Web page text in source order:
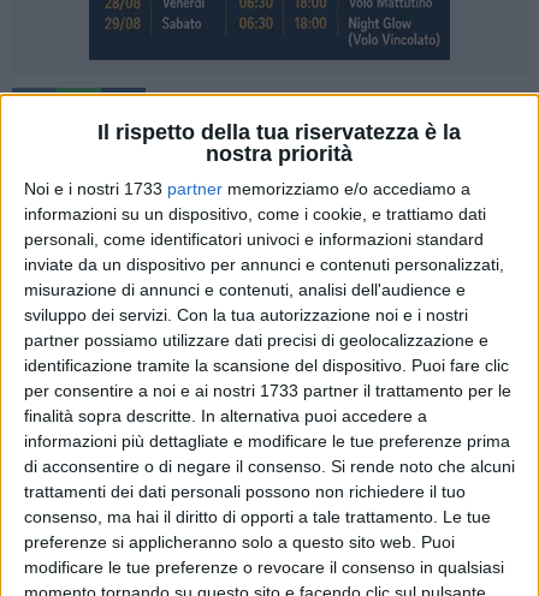
Il rispetto della tua riservatezza è la
nostra priorità
Noi e i nostri 1733 partner memorizziamo e/o accediamo a
informazioni su un dispositivo, come i cookie, e trattiamo dati
personali, come identificatori univoci e informazioni standard
inviate da un dispositivo per annunci e contenuti personalizzati,
misurazione di annunci e contenuti, analisi dell'audience e
sviluppo dei servizi. Con la tua autorizzazione noi e i nostri
partner possiamo utilizzare dati precisi di geolocalizzazione e
identificazione tramite la scansione del dispositivo. Puoi fare clic
per consentire a noi e ai nostri 1733 partner il trattamento per le
finalità sopra descritte. In alternativa puoi accedere a
informazioni più dettagliate e modificare le tue preferenze prima
di acconsentire o di negare il consenso. Si rende noto che alcuni
trattamenti dei dati personali possono non richiedere il tuo
consenso, ma hai il diritto di opporti a tale trattamento. Le tue
preferenze si applicheranno solo a questo sito web. Puoi
modificare le tue preferenze o revocare il consenso in qualsiasi
Per evitare assembramenti, vietato accendere i falò di San
Giuseppe. Questo il principio che ha spinto il sindaco
Domenico Bennardi a firmare l'ordinanza che vieta di
appiccare le fiamme ai tradizionali fuochi accessi il 19
marzo.
Un'usanza- spiega l'ordinanza emanata dal primo cittadino-
che "può favorire l'afflusso e lo stazionamento di persone e
può, dunque, determinare la formazione di assembramenti
con il conseguente venir meno del distanziamento sociale".
Un provvedimento reso necessario alla luce dei sopralluoghi
effettuati dagli agenti della polizia locale in numerose aree
della città, dove si sono registrati copiosi accatastamenti di
rifiuti, mobili, arredi, scarti di legno.